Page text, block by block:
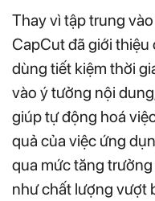
Thay vì tập trung
CapCut đã giới thiệu
dùng tiết kiệm thời
vào ý tưởng nội
giúp tự động hoá
quả của việc ứng
qua mức tăng
như chất lượng vượt